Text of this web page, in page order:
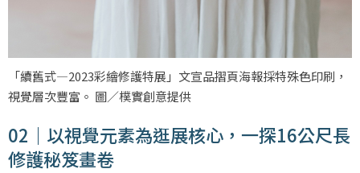
「續舊式—2023彩繪修護特展」文宣品摺頁海報採特殊色印刷，
視覺層次豐富。 圖／樸實創意提供
02｜以視覺元素為逛展核心，一探16公尺長
修護秘笈畫卷